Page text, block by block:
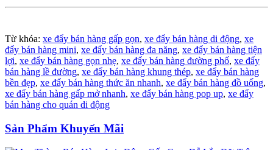
Từ khóa: xe đẩy bán hàng gấp gọn, xe đẩy bán hàng di động, xe
đẩy bán hàng mini, xe đẩy bán hàng đa năng, xe đẩy bán hàng tiện
lợi, xe đẩy bán hàng gọn nhẹ, xe đẩy bán hàng đường phố, xe đẩy
bán hàng lề đường, xe đẩy bán hàng khung thép, xe đẩy bán hàng
bền đẹp, xe đẩy bán hàng thức ăn nhanh, xe đẩy bán hàng đồ uống,
xe đẩy bán hàng gấp mở nhanh, xe đẩy bán hàng pop up, xe đẩy
bán hàng cho quán di động
Sản Phẩm Khuyến Mãi